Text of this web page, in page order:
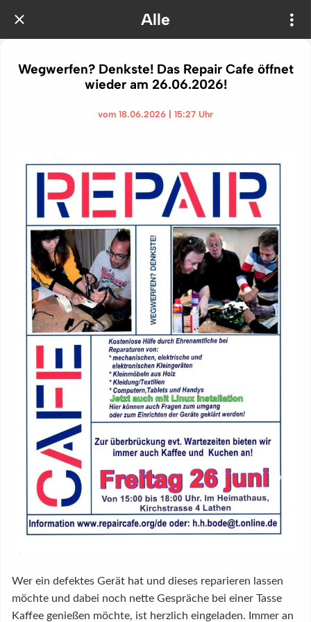
Alle
Wegwerfen? Denkste! Das Repair Cafe öffnet
wieder am 26.06.2026!
vom 18.06.2026 | 15:27 Uhr
Wer ein defektes Gerät hat und dieses reparieren lassen
möchte und dabei noch nette Gespräche bei einer Tasse
Kaffee genießen möchte, ist herzlich eingeladen. Immer an